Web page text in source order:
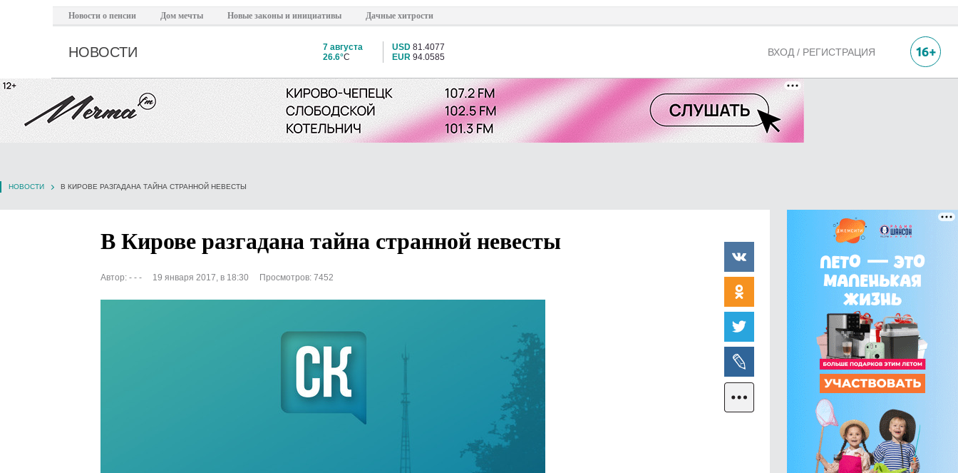
Новости о пенсии Дом мечты Новые законы и инициативы Дачные хитрости
НОВОСТИ
7 августа
26.6°C
USD 81.4077
EUR 94.0585 ВХОД / РЕГИСТРАЦИЯ
НОВОСТИ В КИРОВЕ РАЗГАДАНА ТАЙНА СТРАННОЙ НЕВЕСТЫ
В Кирове разгадана тайна странной невесты
Автор: - - - 19 января 2017, в 18:30 Просмотров: 7452